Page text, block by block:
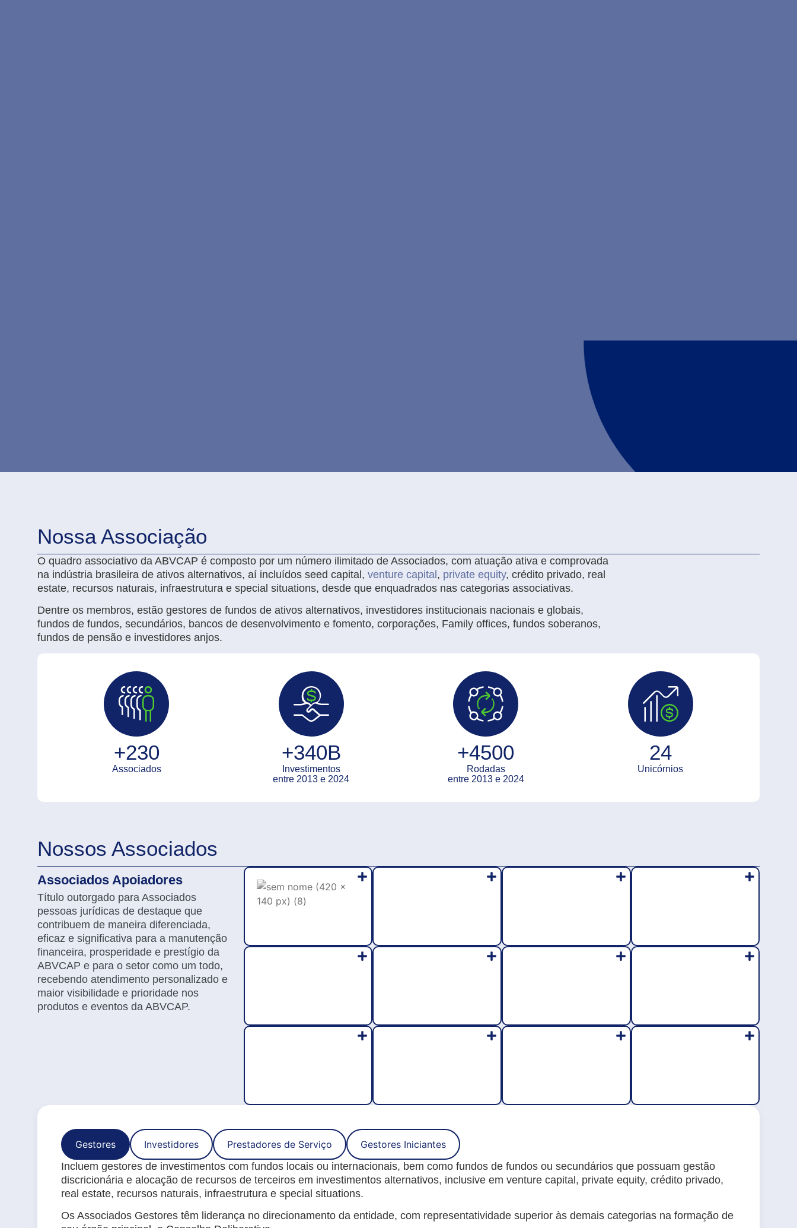
Nossa Associação
O quadro associativo da ABVCAP é composto por um número ilimitado de Associados, com atuação ativa e comprovada
na indústria brasileira de ativos alternativos, aí incluídos seed capital, venture capital , private equity, crédito privado, real
estate, recursos naturais, infraestrutura e special situations, desde que enquadrados nas categorias associativas.
Dentre os membros, estão gestores de fundos de ativos alternativos, investidores institucionais nacionais e globais,
fundos de fundos, secundários, bancos de desenvolvimento e fomento, corporações, Family offices, fundos soberanos,
fundos de pensão e investidores anjos.
+230
Associados
+340B
Investimentos
entre 2013 e 2024
+4500
Rodadas
entre 2013 e 2024
24
Unicórnios
Nossos Associados
Associados Apoiadores
Título outorgado para Associados
pessoas jurídicas de destaque que
contribuem de maneira diferenciada,
eficaz e significativa para a manutenção
financeira, prosperidade e prestígio da
ABVCAP e para o setor como um todo,
recebendo atendimento personalizado e
maior visibilidade e prioridade nos
produtos e eventos da ABVCAP.
Gestores Investidores Prestadores de Serviço
Gestores Iniciantes
Incluem gestores de investimentos com fundos locais ou internacionais, bem como fundos de fundos ou secundários que possuam gestão
discricionária e alocação de recursos de terceiros em investimentos alternativos, inclusive em venture capital, private equity, crédito privado,
real estate, recursos naturais, infraestrutura e special situations.
Os Associados Gestores têm liderança no direcionamento da entidade, com representatividade superior às demais categorias na formação de